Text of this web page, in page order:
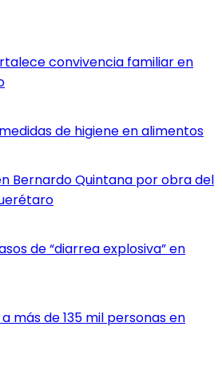
convivencia familiar en
de higiene en alimentos
Bernardo Quintana por obra del
de “diarrea explosiva” en
más de 135 mil personas en